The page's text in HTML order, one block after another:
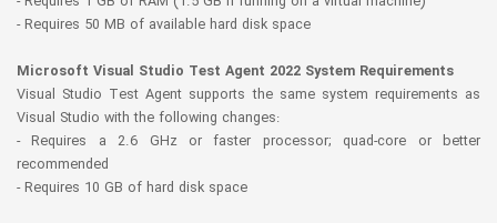
- Requires 50 MB of available hard disk space
Microsoft Visual Studio Test Agent 2022 System Requirements
Visual Studio Test Agent supports the same system requirements as
Visual Studio with the following changes:
- Requires a 2.6 GHz or faster processor; quad-core or better
recommended
- Requires 10 GB of hard disk space